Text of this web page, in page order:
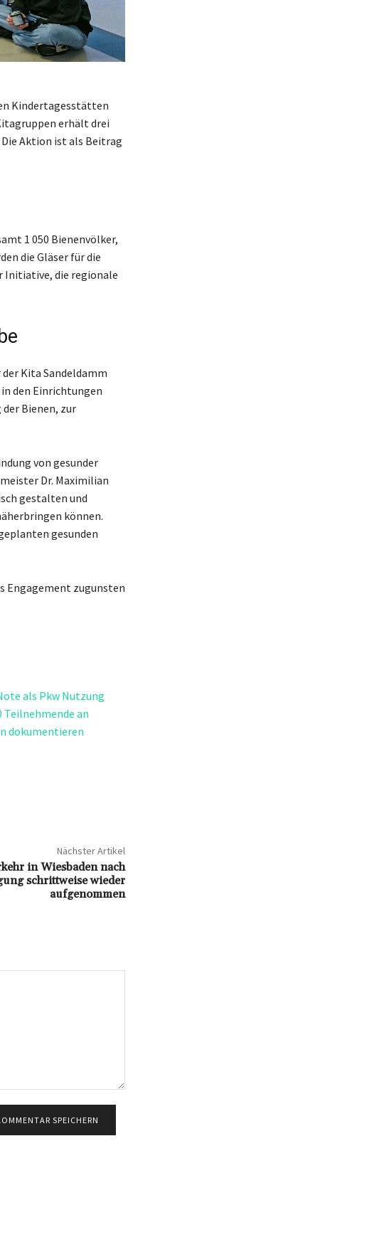
Kindertagesstätten
erhält drei
Aktion ist als Beitrag
1 050 Bienenvölker,
die Gläser für die
Initiative, die regionale
Kita Sandeldamm
den Einrichtungen
Bienen, zur
von gesunder
Dr. Maximilian
gestalten und
können.
gesunden
Engagement zugunsten
als Pkw Nutzung
Teilnehmende an
dokumentieren
Nächster Artikel
in Wiesbaden nach
schrittweise wieder
aufgenommen